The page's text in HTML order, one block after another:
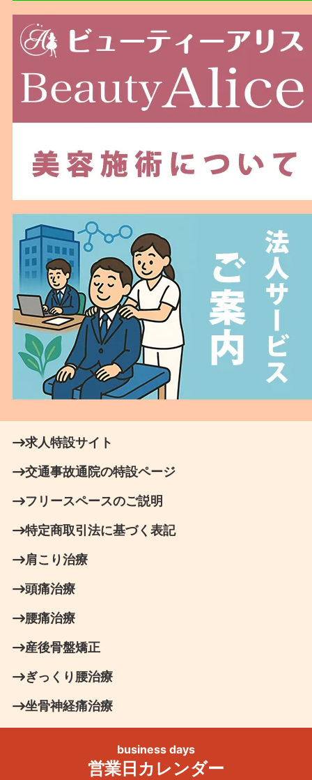
求人特設サイト
交通事故通院の特設ページ
フリースペースのご説明
特定商取引法に基づく表記
肩こり治療
頭痛治療
腰痛治療
産後骨盤矯正
ぎっくり腰治療
坐骨神経痛治療
営業日カレンダー
business days